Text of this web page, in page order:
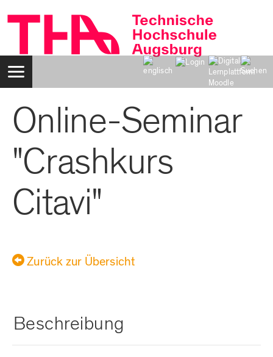
Inhalt
Navigation:
Benutzername: Passwort:
Online-Seminar
"Crashkurs
Citavi"
Zurück zur Übersicht
Beschreibung